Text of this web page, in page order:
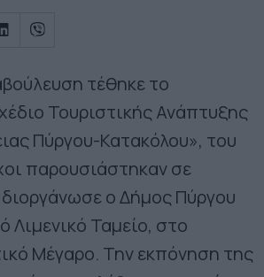
τέθηκε το
Τουριστικής Ανάπτυξης
Πύργου-Κατακόλου», του
παρουσιάστηκαν σε
ο Δήμος Πύργου
Λιμενικό Ταμείο, στο
Μέγαρο. Την εκπόνηση της